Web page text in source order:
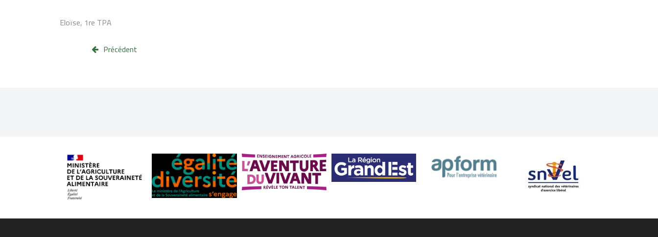
Eloïse, 1re TPA
Précédent